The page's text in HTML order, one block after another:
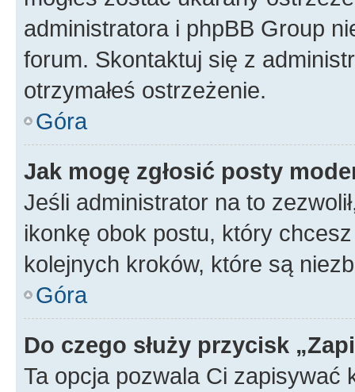
administratora i phpBB Group
forum. Skontaktuj się z
otrzymałeś ostrzeżenie.
Góra
Jak mogę zgłosić posty
Jeśli administrator na to
ikonkę obok postu, który
kolejnych kroków, które są
Góra
Do czego służy przycisk
Ta opcja pozwala Ci zapisywać